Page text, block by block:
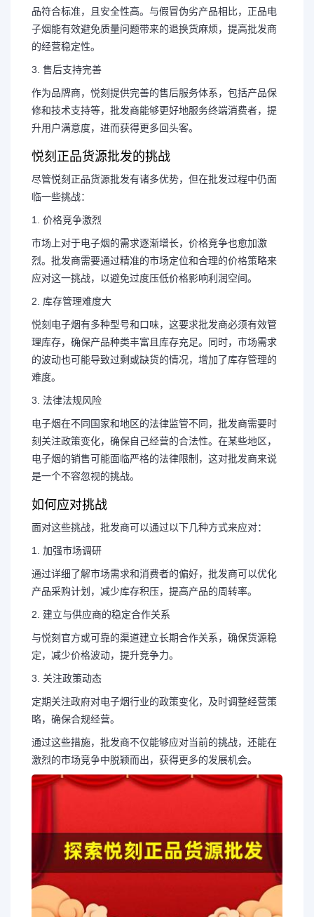
品符合标准，且安全性高。与假冒伪劣产品相比，正品电
子烟能有效避免质量问题带来的退换货麻烦，提高批发商
的经营稳定性。
3. 售后支持完善
作为品牌商，悦刻提供完善的售后服务体系，包括产品保
修和技术支持等，批发商能够更好地服务终端消费者，提
升用户满意度，进而获得更多回头客。
悦刻正品货源批发的挑战
尽管悦刻正品货源批发有诸多优势，但在批发过程中仍面
临一些挑战：
1. 价格竞争激烈
市场上对于电子烟的需求逐渐增长，价格竞争也愈加激
烈。批发商需要通过精准的市场定位和合理的价格策略来
应对这一挑战，以避免过度压低价格影响利润空间。
2. 库存管理难度大
悦刻电子烟有多种型号和口味，这要求批发商必须有效管
理库存，确保产品种类丰富且库存充足。同时，市场需求
的波动也可能导致过剩或缺货的情况，增加了库存管理的
难度。
3. 法律法规风险
电子烟在不同国家和地区的法律监管不同，批发商需要时
刻关注政策变化，确保自己经营的合法性。在某些地区，
电子烟的销售可能面临严格的法律限制，这对批发商来说
是一个不容忽视的挑战。
如何应对挑战
面对这些挑战，批发商可以通过以下几种方式来应对：
1. 加强市场调研
通过详细了解市场需求和消费者的偏好，批发商可以优化
产品采购计划，减少库存积压，提高产品的周转率。
2. 建立与供应商的稳定合作关系
与悦刻官方或可靠的渠道建立长期合作关系，确保货源稳
定，减少价格波动，提升竞争力。
3. 关注政策动态
定期关注政府对电子烟行业的政策变化，及时调整经营策
略，确保合规经营。
通过这些措施，批发商不仅能够应对当前的挑战，还能在
激烈的市场竞争中脱颖而出，获得更多的发展机会。